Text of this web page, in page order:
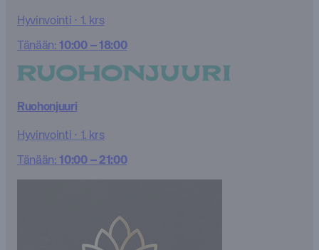
Hyvinvointi · 1. krs
Tänään: 10:00 – 18:00
Ruohonjuuri
Hyvinvointi · 1. krs
Tänään: 10:00 – 21:00